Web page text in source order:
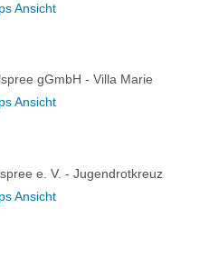
Ansicht
gGmbH - Villa Marie
Ansicht
e. V. - Jugendrotkreuz
Ansicht